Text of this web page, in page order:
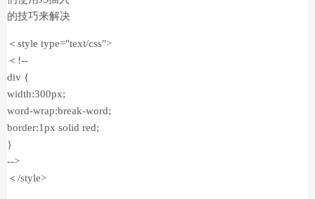
的技巧来解决
＜style type="text/css">
＜!--
div {
width:300px;
word-wrap:break-word;
border:1px solid red;
}
-->
＜/style>